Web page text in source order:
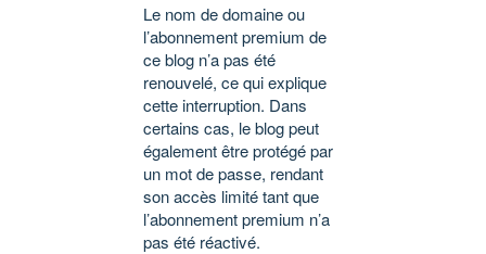
Le nom de domaine ou
l’abonnement premium de
ce blog n’a pas été
renouvelé, ce qui explique
cette interruption. Dans
certains cas, le blog peut
également être protégé par
un mot de passe, rendant
son accès limité tant que
l’abonnement premium n’a
pas été réactivé.